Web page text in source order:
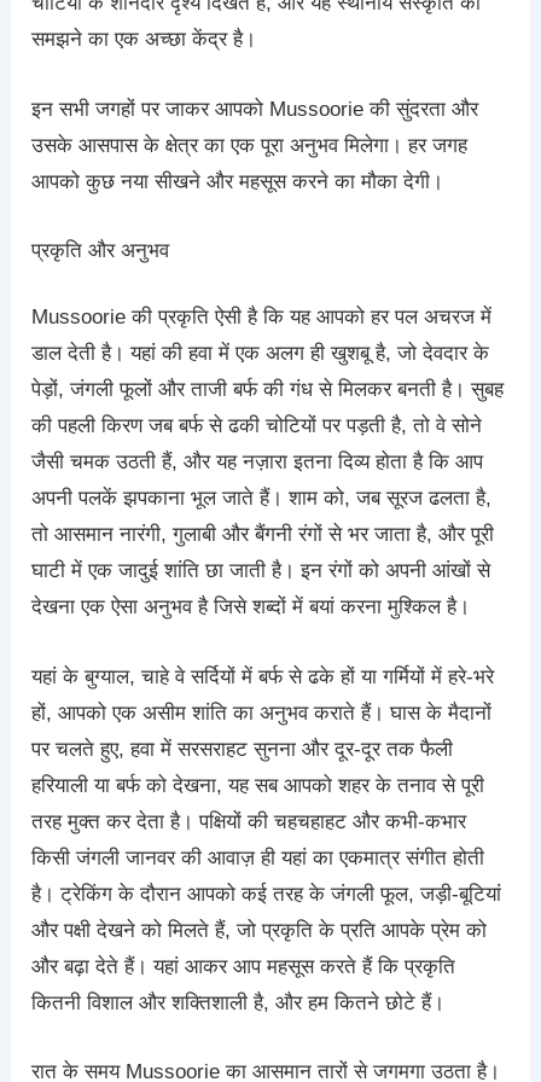
समझने का एक अच्छा केंद्र है।
इन सभी जगहों पर जाकर आपको Mussoorie की सुंदरता और
उसके आसपास के क्षेत्र का एक पूरा अनुभव मिलेगा। हर जगह
आपको कुछ नया सीखने और महसूस करने का मौका देगी।
प्रकृति और अनुभव
Mussoorie की प्रकृति ऐसी है कि यह आपको हर पल अचरज में
डाल देती है। यहां की हवा में एक अलग ही खुशबू है, जो देवदार के
पेड़ों, जंगली फूलों और ताजी बर्फ की गंध से मिलकर बनती है। सुबह
की पहली किरण जब बर्फ से ढकी चोटियों पर पड़ती है, तो वे सोने
जैसी चमक उठती हैं, और यह नज़ारा इतना दिव्य होता है कि आप
अपनी पलकें झपकाना भूल जाते हैं। शाम को, जब सूरज ढलता है,
तो आसमान नारंगी, गुलाबी और बैंगनी रंगों से भर जाता है, और पूरी
घाटी में एक जादुई शांति छा जाती है। इन रंगों को अपनी आंखों से
देखना एक ऐसा अनुभव है जिसे शब्दों में बयां करना मुश्किल है।
यहां के बुग्याल, चाहे वे सर्दियों में बर्फ से ढके हों या गर्मियों में हरे-भरे
हों, आपको एक असीम शांति का अनुभव कराते हैं। घास के मैदानों
पर चलते हुए, हवा में सरसराहट सुनना और दूर-दूर तक फैली
हरियाली या बर्फ को देखना, यह सब आपको शहर के तनाव से पूरी
तरह मुक्त कर देता है। पक्षियों की चहचहाहट और कभी-कभार
किसी जंगली जानवर की आवाज़ ही यहां का एकमात्र संगीत होती
है। ट्रेकिंग के दौरान आपको कई तरह के जंगली फूल, जड़ी-बूटियां
और पक्षी देखने को मिलते हैं, जो प्रकृति के प्रति आपके प्रेम को
और बढ़ा देते हैं। यहां आकर आप महसूस करते हैं कि प्रकृति
कितनी विशाल और शक्तिशाली है, और हम कितने छोटे हैं।
रात के समय Mussoorie का आसमान तारों से जगमगा उठता है।